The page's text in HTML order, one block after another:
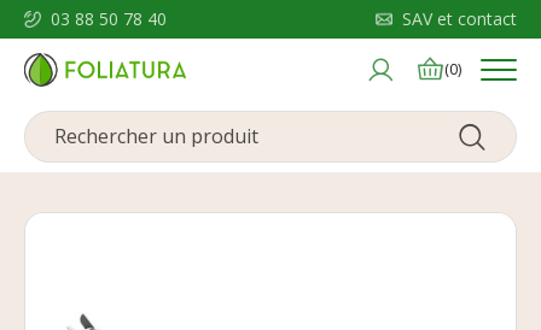
03 88 50 78 40 SAV et contact
(0) Menu